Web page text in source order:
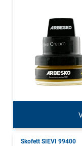
Skofett SIEVI 99400